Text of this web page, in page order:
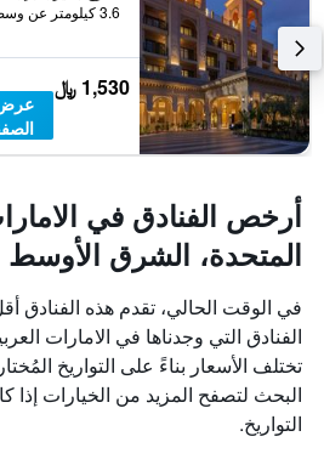
الذي
يعرض
متوسط
سعر
غرفة
3.6 كيلومتر عن وسط المدينة
1,530 ﷼
أرخص الفنادق في
المتحدة، الشرق الأوسط
في الوقت الحالي، تقدم هذه الفنادق
الفنادق التي وجدناها في الامارات
تختلف الأسعار بناءً على التواريخ
البحث لتصفح المزيد من الخيارات إذا
التواريخ.